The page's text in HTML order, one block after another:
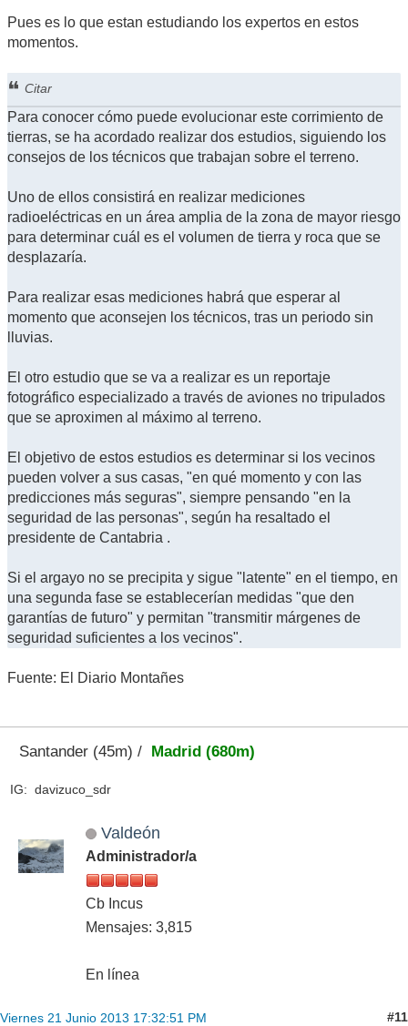
Pues es lo que estan estudiando los expertos en estos
momentos.
Citar
Para conocer cómo puede evolucionar este corrimiento de
tierras, se ha acordado realizar dos estudios, siguiendo los
consejos de los técnicos que trabajan sobre el terreno.
Uno de ellos consistirá en realizar mediciones
radioeléctricas en un área amplia de la zona de mayor riesgo
para determinar cuál es el volumen de tierra y roca que se
desplazaría.
Para realizar esas mediciones habrá que esperar al
momento que aconsejen los técnicos, tras un periodo sin
lluvias.
El otro estudio que se va a realizar es un reportaje
fotográfico especializado a través de aviones no tripulados
que se aproximen al máximo al terreno.
El objetivo de estos estudios es determinar si los vecinos
pueden volver a sus casas, "en qué momento y con las
predicciones más seguras", siempre pensando "en la
seguridad de las personas", según ha resaltado el
presidente de Cantabria .
Si el argayo no se precipita y sigue "latente" en el tiempo, en
una segunda fase se establecerían medidas "que den
garantías de futuro" y permitan "transmitir márgenes de
seguridad suficientes a los vecinos".
Fuente: El Diario Montañes
Santander (45m) / Madrid (680m)
IG: davizuco_sdr
Valdeón
Administrador/a
Cb Incus
Mensajes: 3,815
En línea
Viernes 21 Junio 2013 17:32:51 PM #11